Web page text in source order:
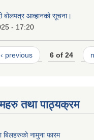
बोलपत्र आव्हानको सूचना।
- 17:20
‹ previous 6 of 24
तथा पाठ्यक्रम
नामुना फारम